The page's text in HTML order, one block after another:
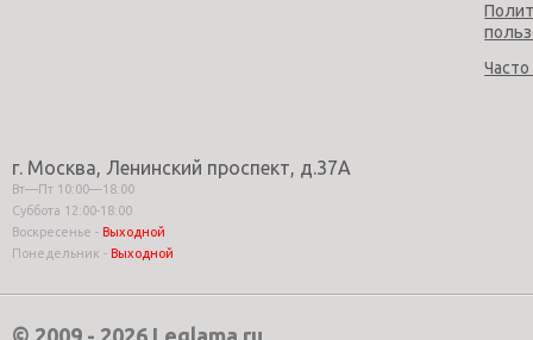
г. Москва, Ленинский проспект, д.37А
Вт—Пт 10:00—18:00
Суббота 12:00-18:00
Воскресенье - Выходной
Понедельник - Выходной